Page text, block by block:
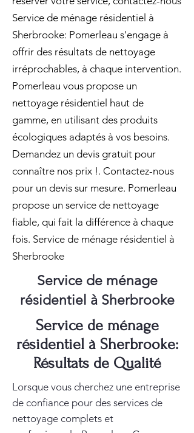
Service de ménage résidentiel à
Sherbrooke: Pomerleau s'engage à
offrir des résultats de nettoyage
irréprochables, à chaque intervention.
Pomerleau vous propose un
nettoyage résidentiel haut de
gamme, en utilisant des produits
écologiques adaptés à vos besoins.
Demandez un devis gratuit pour
connaître nos prix !. Contactez-nous
pour un devis sur mesure. Pomerleau
propose un service de nettoyage
fiable, qui fait la différence à chaque
fois. Service de ménage résidentiel à
Sherbrooke
Service de ménage
résidentiel à Sherbrooke
Service de ménage
résidentiel à Sherbrooke:
Résultats de Qualité
Lorsque vous cherchez une entreprise
de confiance pour des services de
nettoyage complets et